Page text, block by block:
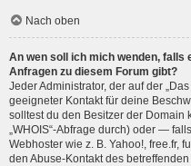
Nach oben
An wen soll ich mich wenden,
Anfragen zu diesem Forum gibt?
Jeder Administrator, der auf der
geeigneter Kontakt für deine
solltest du den Besitzer der Domain
„WHOIS“-Abfrage durch) oder —
Webhoster wie z. B. Yahoo!, free.fr,
den Abuse-Kontakt des